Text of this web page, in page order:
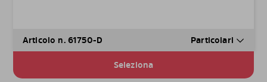
Articolo n. 61750-D Particolari
Seleziona